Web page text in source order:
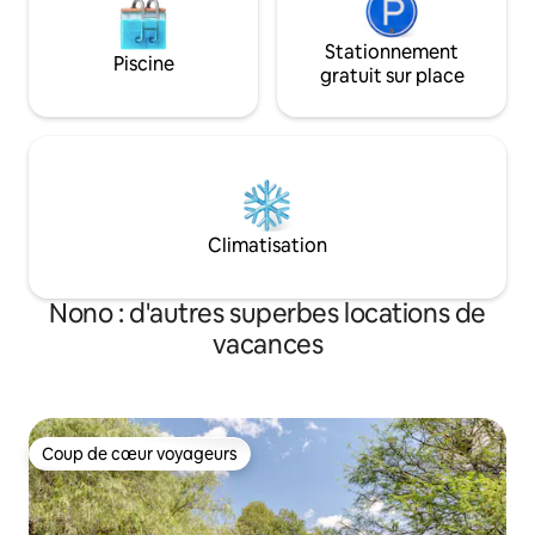
Piscine
Stationnement
gratuit sur place
Climatisation
Nono : d'autres superbes locations de
vacances
Coup de cœur voyageurs
Coup de cœur voyageurs